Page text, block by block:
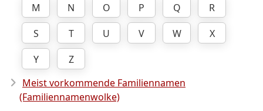
M
N O P Q
R
S
T U V W
X
Y
Z
Meist vorkommende Familiennamen
(Familiennamenwolke)